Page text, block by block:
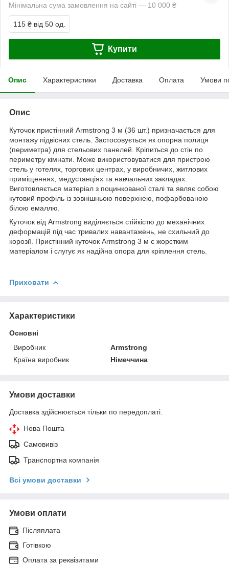
Мінімальна сума замовлення на сайті — 10 000 ₴
115 ₴ від 50 од.
Купити
Опис Характеристики Доставка Оплата Умови
Опис
Куточок пристінний Armstrong 3 м (36 шт.) призначається для
монтажу підвісних стель. Застосовується як опорна полиця
(периметра) для стельових панелей. Кріпиться до стін по
периметру кімнати. Може використовуватися для пристрою
стель у готелях, торгових центрах, у виробничих, житлових
приміщеннях, медустанціях та навчальних закладах.
Виготовляється матеріал з поцинкованої сталі та являє собою
кутовий профіль із зовнішньою поверхнею, пофарбованою
білою емаллю.
Куточок від Armstrong виділяється стійкістю до механічних
деформацій під час тривалих навантажень, не схильний до
корозії. Пристінний куточок Armstrong 3 м є жорстким
матеріалом і слугує як надійна опора для кріплення стель.
Приховати
Характеристики
Основні
Виробник
Armstrong
Країна виробник
Німеччина
Умови доставки
Доставка здійснюється тільки по передоплаті.
Нова Пошта
Самовивіз
Транспортна компанія
Всі умови доставки
Умови оплати
Післяплата
Готівкою
Оплата за реквізитами